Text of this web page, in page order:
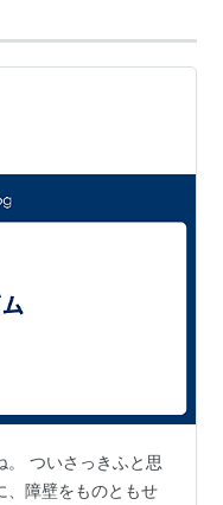
。 ついさっきふと思
、障壁をものともせ